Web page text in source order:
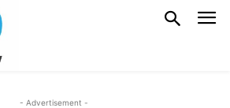
- Advertisement -